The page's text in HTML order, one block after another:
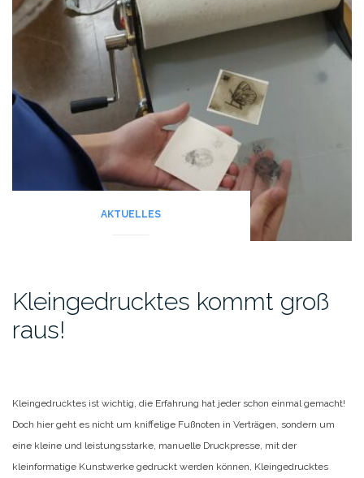
AKTUELLES
Kleingedrucktes kommt groß
raus!
Kleingedrucktes ist wichtig, die Erfahrung hat jeder schon einmal gemacht!
Doch hier geht es nicht um kniffelige Fußnoten in Verträgen, sondern um
eine kleine und leistungsstarke, manuelle Druckpresse, mit der
kleinformatige Kunstwerke gedruckt werden können, Kleingedrucktes